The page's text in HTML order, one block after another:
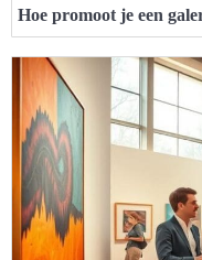
Hoe promoot je een